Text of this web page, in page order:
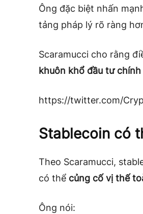
Ông đặc biệt nhấn
tảng pháp lý rõ ràng
Scaramucci cho rằng
khuôn khổ đầu tư
https://twitter.com/
Stablecoin có
Theo Scaramucci,
có thể củng cố vị thế
Ông nói: